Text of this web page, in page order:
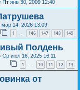
Пт янв 30, 2009 12:40
14, 2026 13:09
1 146 147 148 149
Полдень
Ср июл 16, 2025 16:11
1 … 10 11 12 13
от